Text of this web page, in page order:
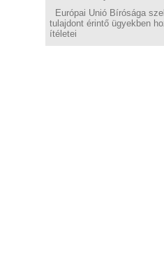
Európai Unió Bírósága
tulajdont érintő ügyekben
ítéletei